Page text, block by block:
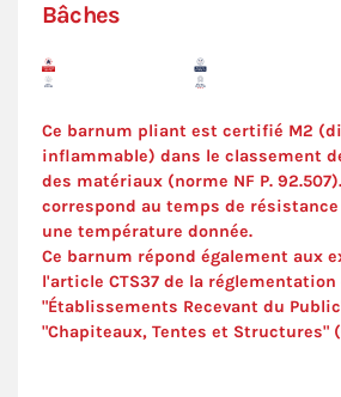
Bâches
Ce barnum pliant est certifié M2
inflammable) dans le classement
des matériaux (norme NF P.
correspond au temps de
une température donnée.
Ce barnum répond également aux
l'article CTS37 de la réglementation
"Établissements Recevant du
"Chapiteaux, Tentes et Structures" (